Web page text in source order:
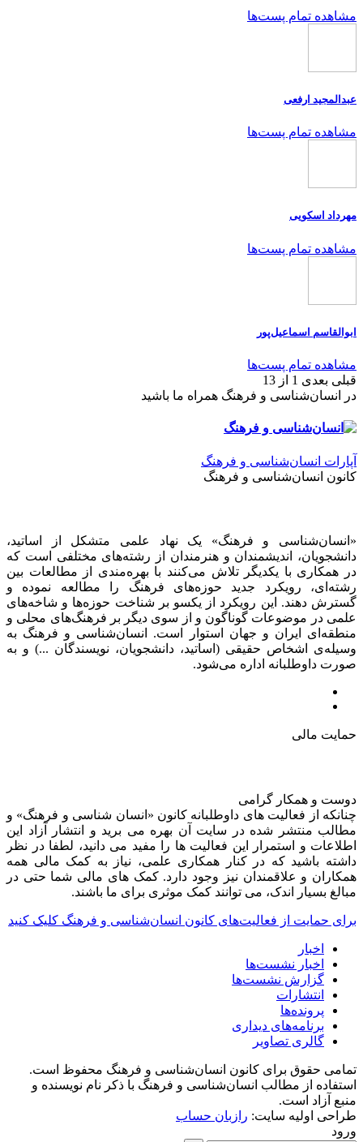
مشاهده تمام پست‌ها
عبدالمجید ارفعی
مشاهده تمام پست‌ها
مهرداد اسکویی
مشاهده تمام پست‌ها
ابوالقاسم اسماعیل‌پور
مشاهده تمام پست‌ها
قبلی بعدی 1 از 13
در انسان‌شناسی و فرهنگ همراه ما باشید
آپارات انسان‌شناسی و فرهنگ
کانون انسان‌شناسی و فرهنگ
«انسان‌شناسی و فرهنگ» یک نهاد علمی متشکل از اساتید،
دانشجویان، اندیشمندان و هنرمندان از رشته‌های مختلفی است که
در همکاری با یکدیگر تلاش می‌کنند با بهره‌مندی از مطالعات بین
رشته‌ای، رویکرد جدید حوزه‌های فرهنگ را مطالعه نموده و
گسترش دهند. این رویکرد از یکسو بر شناخت حوزه‌ها و شاخه‌های
علمی در موضوعات گوناگون و از سوی دیگر بر فرهنگ‌های محلی و
منطقه‌ای ایران و جهان استوار است. انسان‌شناسی و فرهنگ به
وسیله‌ی اشخاص حقیقی (اساتید، دانشجویان، نویسندگان ...) و به
صورت داوطلبانه اداره می‌شود.
حمایت مالی
دوست و همکار گرامی
چنانکه از فعالیت های داوطلبانه کانون «انسان شناسی و فرهنگ» و
مطالب منتشر شده در سایت آن بهره می برید و انتشار آزاد این
اطلاعات و استمرار این فعالیت ها را مفید می دانید، لطفا در نظر
داشته باشید که در کنار همکاری علمی، نیاز به کمک مالی همه
همکاران و علاقمندان نیز وجود دارد. کمک های مالی شما حتی در
مبالغ بسیار اندک، می توانند کمک موثری برای ما باشند.
برای حمایت از فعالیت‌های کانون انسان‌شناسی و فرهنگ کلیک کنید
اخبار
اخبار نشست‌ها
گزارش نشست‌ها
انتشارات
پرونده‌ها
برنامه‌های دیداری
گالری تصاویر
تمامی حقوق برای کانون انسان‌شناسی و فرهنگ محفوظ است.
استفاده از مطالب انسان‌شناسی و فرهنگ با ذکر نام نویسنده و
منبع آزاد است.
طراحی اولیه سایت: رازبان حساب
ورود